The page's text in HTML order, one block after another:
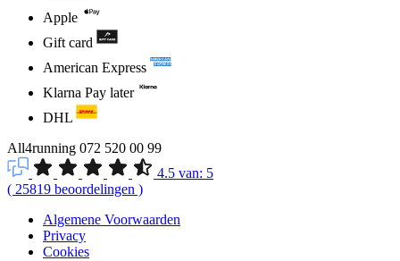
Apple
Gift card
American Express
Klarna Pay later
DHL
All4running 072 520 00 99
4.5 van: 5
( 25819 beoordelingen )
Algemene Voorwaarden
Privacy
Cookies